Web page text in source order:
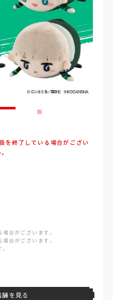
を終了している場合がござい
合がございます。
合がございます。
を見る